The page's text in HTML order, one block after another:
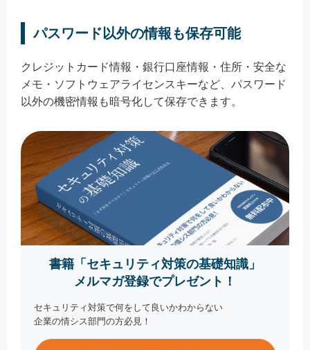
パスワード以外の情報も保存可能
クレジットカード情報・銀行口座情報・住所・安全な
メモ・ソフトウェアライセンスキーなど、パスワード
以外の機密情報も暗号化して保存できます。
書籍「セキュリティ対策の基礎知識」
メルマガ登録でプレゼント！
セキュリティ対策で何をして良いかわからない
企業の情シス部門の方必見！